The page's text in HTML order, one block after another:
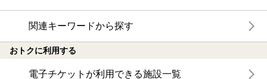
関連キーワードから探す
おトクに利用する
電子チケットが利用できる施設一覧